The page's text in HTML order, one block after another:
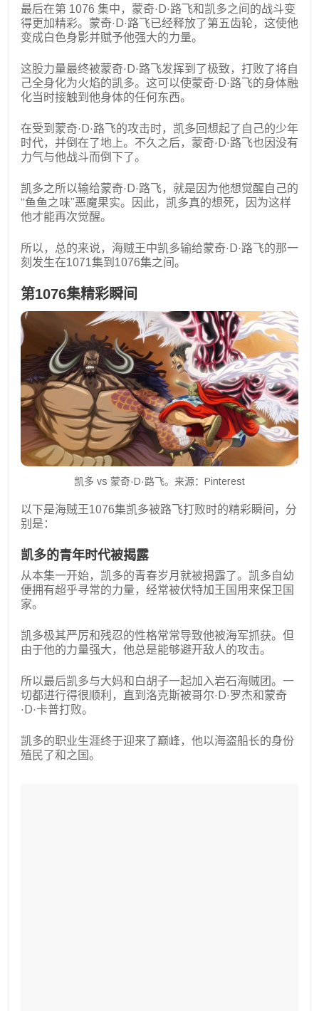
最后在第 1076 集中，蒙奇·D·路飞和凯多之间的战斗变
得更加精彩。蒙奇·D·路飞已经释放了第五齿轮，这使他
变成白色身影并赋予他强大的力量。
这股力量最终被蒙奇·D·路飞发挥到了极致，打败了将自
己全身化为火焰的凯多。这可以使蒙奇·D·路飞的身体融
化当时接触到他身体的任何东西。
在受到蒙奇·D·路飞的攻击时，凯多回想起了自己的少年
时代，并倒在了地上。不久之后，蒙奇·D·路飞也因没有
力气与他战斗而倒下了。
凯多之所以输给蒙奇·D·路飞，就是因为他想觉醒自己的
“鱼鱼之味”恶魔果实。因此，凯多真的想死，因为这样
他才能再次觉醒。
所以，总的来说，海贼王中凯多输给蒙奇·D·路飞的那一
刻发生在1071集到1076集之间。
第1076集精彩瞬间
凯多 vs 蒙奇·D·路飞。来源：Pinterest
以下是海贼王1076集凯多被路飞打败时的精彩瞬间，分
别是：
凯多的青年时代被揭露
从本集一开始，凯多的青春岁月就被揭露了。凯多自幼
便拥有超乎寻常的力量，经常被伏特加王国用来保卫国
家。
凯多极其严厉和残忍的性格常常导致他被海军抓获。但
由于他的力量强大，他总是能够避开敌人的攻击。
所以最后凯多与大妈和白胡子一起加入岩石海贼团。一
切都进行得很顺利，直到洛克斯被哥尔·D·罗杰和蒙奇
·D·卡普打败。
凯多的职业生涯终于迎来了巅峰，他以海盗船长的身份
殖民了和之国。